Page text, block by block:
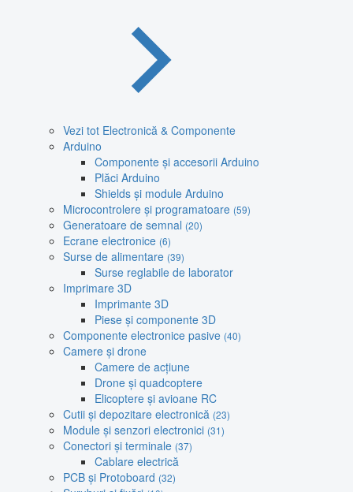
Vezi tot Electronică & Componente
Arduino
Componente și accesorii Arduino
Plăci Arduino
Shields și module Arduino
Microcontrolere și programatoare (59)
Generatoare de semnal (20)
Ecrane electronice (6)
Surse de alimentare (39)
Surse reglabile de laborator
Imprimare 3D
Imprimante 3D
Piese și componente 3D
Componente electronice pasive (40)
Camere și drone
Camere de acțiune
Drone și quadcoptere
Elicoptere și avioane RC
Cutii și depozitare electronică (23)
Module și senzori electronici (31)
Conectori și terminale (37)
Cablare electrică
PCB și Protoboard (32)